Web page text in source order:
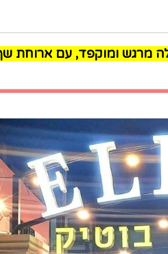
ומוקפד, עם ארוחת שף נפלאה,